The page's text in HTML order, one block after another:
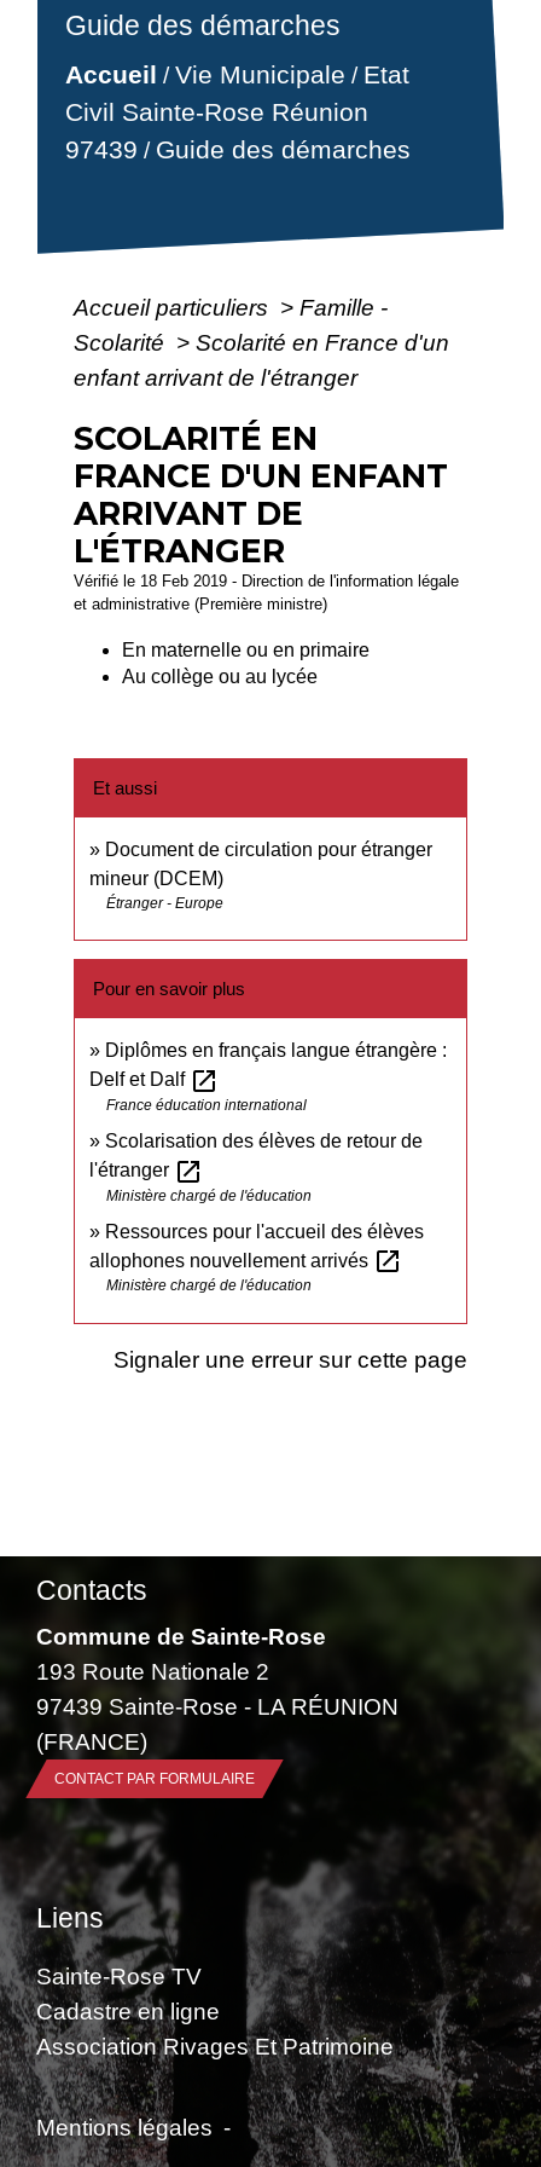
Guide des démarches
Accueil /Vie Municipale / Etat
Civil Sainte-Rose Réunion
97439 / Guide des démarches
Accueil particuliers > Famille -
Scolarité > Scolarité en France d'un
enfant arrivant de l'étranger
SCOLARITÉ EN
FRANCE D'UN ENFANT
ARRIVANT DE
L'ÉTRANGER
Vérifié le 18 Feb 2019 - Direction de l'information légale
et administrative (Première ministre)
En maternelle ou en primaire
Au collège ou au lycée
Et aussi
Document de circulation pour étranger
mineur (DCEM)
Étranger - Europe
Pour en savoir plus
Diplômes en français langue étrangère :
Delf et Dalf open_in_new
France éducation international
Scolarisation des élèves de retour de
l'étranger open_in_new
Ministère chargé de l'éducation
Ressources pour l'accueil des élèves
allophones nouvellement arrivés open_in_new
Ministère chargé de l'éducation
Signaler une erreur sur cette page
Contacts
Commune de Sainte-Rose
193 Route Nationale 2
97439 Sainte-Rose - LA RÉUNION
(FRANCE)
CONTACT PAR FORMULAIRE
Liens
Sainte-Rose TV
Cadastre en ligne
Association Rivages Et Patrimoine
Mentions légales -